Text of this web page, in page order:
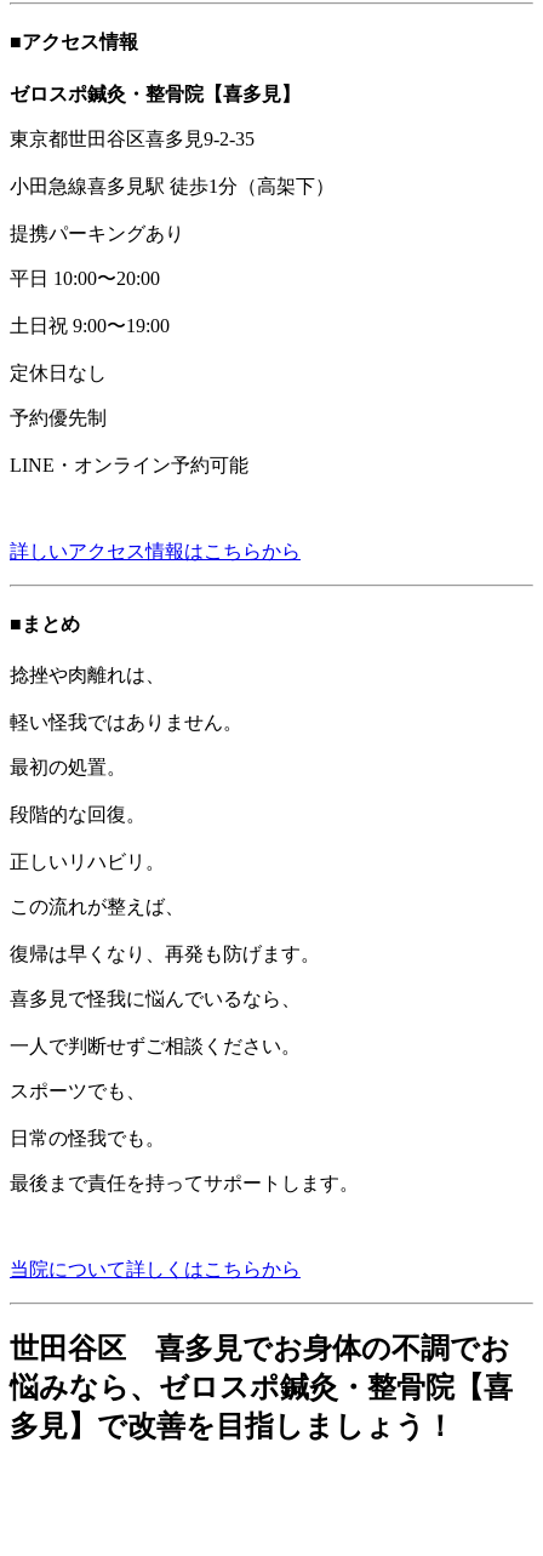
■アクセス情報
ゼロスポ鍼灸・整骨院【喜多見】
東京都世田谷区喜多見9-2-35
小田急線喜多見駅 徒歩1分（高架下）
提携パーキングあり
平日 10:00〜20:00
土日祝 9:00〜19:00
定休日なし
予約優先制
LINE・オンライン予約可能
詳しいアクセス情報はこちらから
■まとめ
捻挫や肉離れは、
軽い怪我ではありません。
最初の処置。
段階的な回復。
正しいリハビリ。
この流れが整えば、
復帰は早くなり、再発も防げます。
喜多見で怪我に悩んでいるなら、
一人で判断せずご相談ください。
スポーツでも、
日常の怪我でも。
最後まで責任を持ってサポートします。
当院について詳しくはこちらから
世田谷区 喜多見でお身体の不調でお
悩みなら、ゼロスポ鍼灸・整骨院【喜
多見】で改善を目指しましょう！